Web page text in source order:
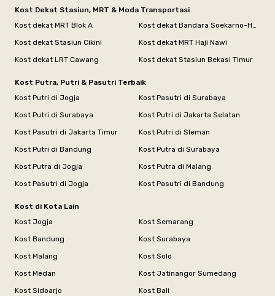
Kost Dekat Stasiun, MRT & Moda Transportasi
Kost dekat MRT Blok A
Kost dekat Stasiun Cikini
Kost dekat MRT Haji Nawi
Kost dekat LRT Cawang
Kost dekat Stasiun Bekasi Timur
Kost Putra, Putri & Pasutri Terbaik
Kost Putri di Jogja
Kost Pasutri di Surabaya
Kost Putri di Surabaya
Kost Putri di Jakarta Selatan
Kost Pasutri di Jakarta Timur
Kost Putri di Sleman
Kost Putri di Bandung
Kost Putra di Surabaya
Kost Putra di Jogja
Kost Putra di Malang
Kost Pasutri di Jogja
Kost Pasutri di Bandung
Kost di Kota Lain
Kost Jogja
Kost Semarang
Kost Bandung
Kost Surabaya
Kost Malang
Kost Solo
Kost Medan
Kost Jatinangor Sumedang
Kost Sidoarjo
Kost Bali